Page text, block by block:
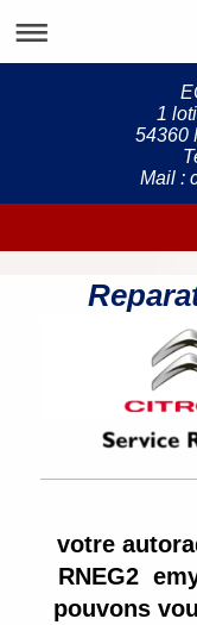
1
54360
Mail :
votre
RNEG2
pouvons